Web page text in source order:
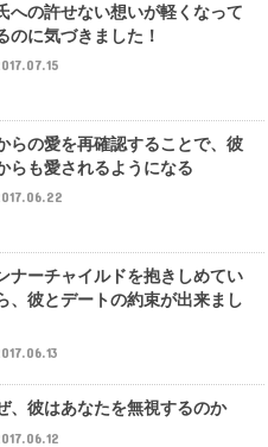
への許せない想いが軽くなって
のに気づきました！
らの愛を再確認することで、彼
らも愛されるようになる
ナーチャイルドを抱きしめてい
、彼とデートの約束が出来まし
、彼はあなたを無視するのか